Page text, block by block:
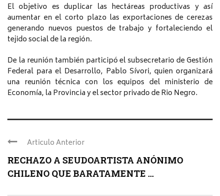
El objetivo es duplicar las hectáreas productivas y así
aumentar en el corto plazo las exportaciones de cerezas
generando nuevos puestos de trabajo y fortaleciendo el
tejido social de la región.
De la reunión también participó el subsecretario de Gestión
Federal para el Desarrollo, Pablo Sívori, quien organizará
una reunión técnica con los equipos del ministerio de
Economía, la Provincia y el sector privado de Rio Negro.
Articulo Anterior
RECHAZO A SEUDOARTISTA ANÓNIMO
CHILENO QUE BARATAMENTE ...